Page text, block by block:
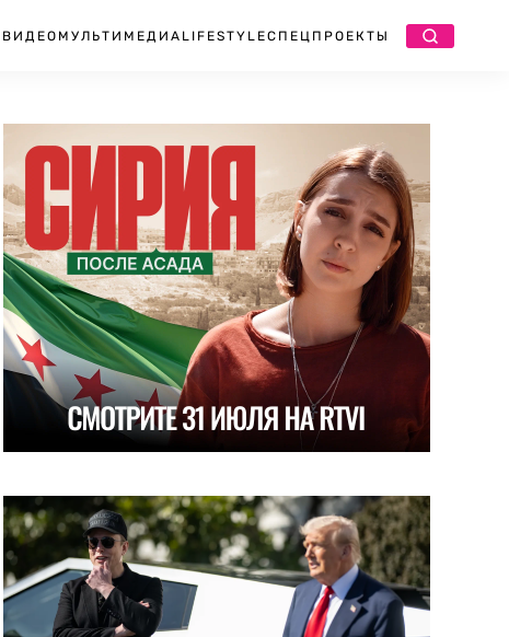
ВИДЕО МУЛЬТИМЕДИА LIFESTYLEСПЕЦПРОЕКТЫ